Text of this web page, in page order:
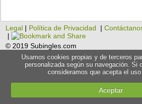
Legal | Política de Privacidad |
|
© 2019 Subingles.com
Usamos cookies propias y de terceros
personalizada según su navegación. Si
consideramos que acepta el
Aceptar